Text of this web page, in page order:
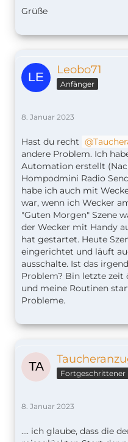
Grüße
Leobo71
Anfänger
8. Januar 2023
Hast du recht
andere Problem. Ich
Automation erstellt
Hompodmini Radio
habe ich auch mit
war, wenn ich Wecker
"Guten Morgen" Szene
der Wecker mit Handy
hat gestartet. Heute
eingerichtet und läuft
ausschalte. Ist das
Problem? Bin letzte
und meine Routinen
Probleme.
Fortgeschrittener
8. Januar 2023
…. ich glaube, dass die